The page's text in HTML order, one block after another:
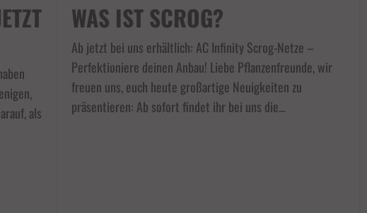
als
WAS IST SCROG?
Ab jetzt bei uns erhältlich: AC Infinity Scrog-Netze –
Perfektioniere deinen Anbau! Liebe Pflanzenfreunde, wir
freuen uns, euch heute großartige Neuigkeiten zu
präsentieren: Ab sofort findet ihr bei uns die...